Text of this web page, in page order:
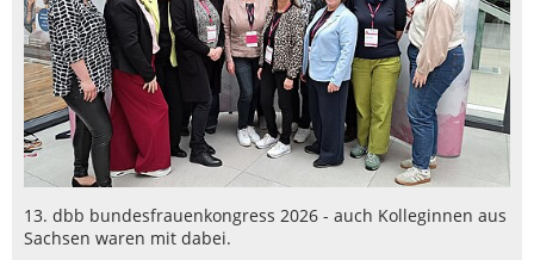
13. dbb bundesfrauenkongress 2026 - auch Kolleginnen aus
Sachsen waren mit dabei.